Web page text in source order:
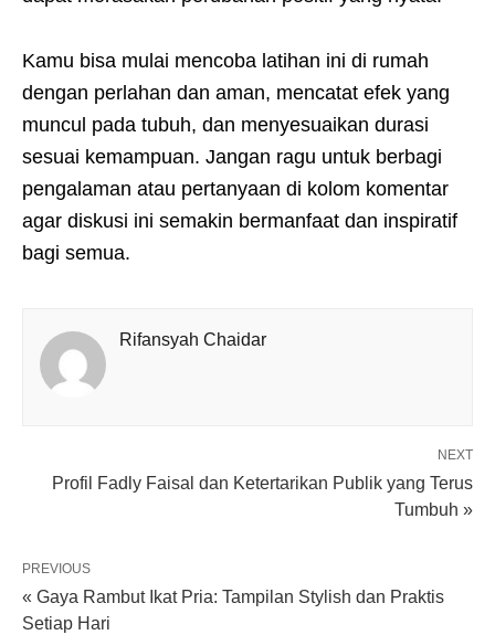
Kamu bisa mulai mencoba latihan ini di rumah
dengan perlahan dan aman, mencatat efek yang
muncul pada tubuh, dan menyesuaikan durasi
sesuai kemampuan. Jangan ragu untuk berbagi
pengalaman atau pertanyaan di kolom komentar
agar diskusi ini semakin bermanfaat dan inspiratif
bagi semua.
Rifansyah Chaidar
NEXT
Profil Fadly Faisal dan Ketertarikan Publik yang Terus
Tumbuh »
PREVIOUS
« Gaya Rambut Ikat Pria: Tampilan Stylish dan Praktis
Setiap Hari